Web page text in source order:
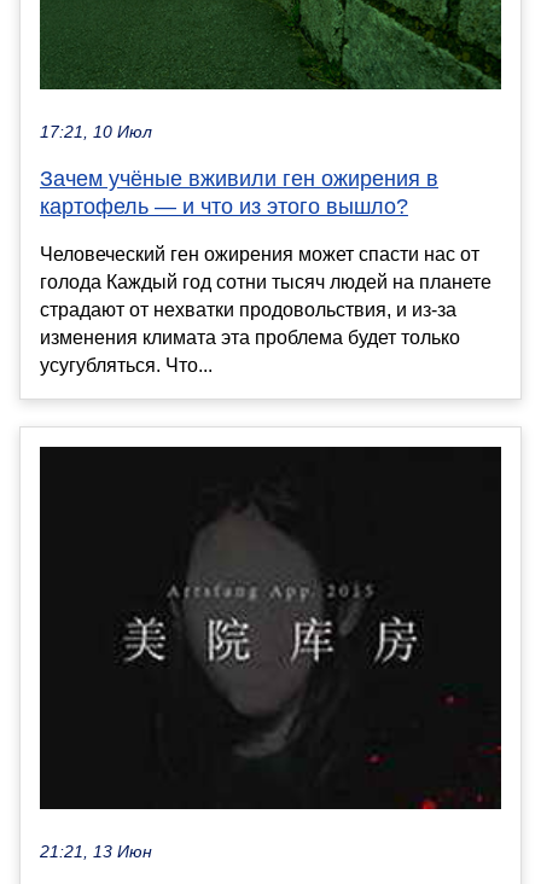
17:21, 10 Июл
Зачем учёные вживили ген ожирения в
картофель — и что из этого вышло?
Человеческий ген ожирения может спасти нас от
голода Каждый год сотни тысяч людей на планете
страдают от нехватки продовольствия, и из-за
изменения климата эта проблема будет только
усугубляться. Что...
21:21, 13 Июн